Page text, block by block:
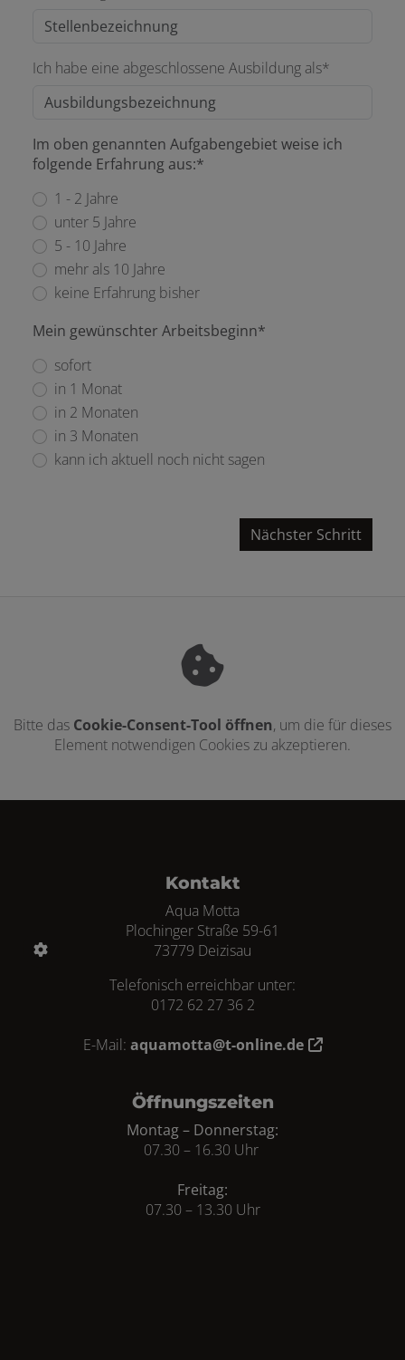
Ich habe eine abgeschlossene Ausbildung als*
Im oben genannten Aufgabengebiet weise ich
folgende Erfahrung aus:*
1 - 2 Jahre
unter 5 Jahre
5 - 10 Jahre
mehr als 10 Jahre
keine Erfahrung bisher
Mein gewünschter Arbeitsbeginn*
sofort
in 1 Monat
in 2 Monaten
in 3 Monaten
kann ich aktuell noch nicht sagen
Nächster Schritt
Bitte das Cookie-Consent-Tool öffnen, um die für dieses
Element notwendigen Cookies zu akzeptieren.
Kontakt
Aqua Motta
Plochinger Straße 59-61
73779 Deizisau
Telefonisch erreichbar unter:
0172 62 27 36 2
E-Mail: aquamotta@t-online.de
Öffnungszeiten
Montag – Donnerstag:
07.30 – 16.30 Uhr
Freitag:
07.30 – 13.30 Uhr